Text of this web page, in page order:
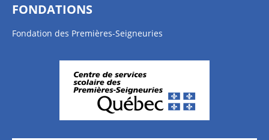
FONDATIONS
Fondation des Premières-Seigneuries